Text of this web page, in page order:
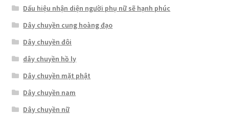
Dấu hiệu nhận diện người phụ nữ sẽ hạnh phúc
Dây chuyền cung hoàng đạo
Dây chuyền đôi
dây chuyền hồ ly
Dây chuyền mặt phật
Dây chuyền nam
Dây chuyền nữ